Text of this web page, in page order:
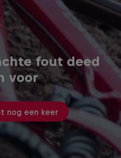
fout deed
voor
nog een keer